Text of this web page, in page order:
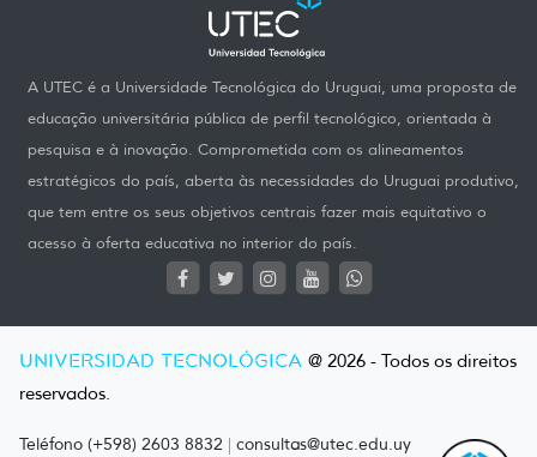
A UTEC é a Universidade Tecnológica do Uruguai, uma proposta de
educação universitária pública de perfil tecnológico, orientada à
pesquisa e à inovação. Comprometida com os alineamentos
estratégicos do país, aberta às necessidades do Uruguai produtivo,
que tem entre os seus objetivos centrais fazer mais equitativo o
acesso à oferta educativa no interior do país.
UNIVERSIDAD TECNOLÓGICA @ 2026 - Todos os direitos
reservados.
Teléfono (+598) 2603 8832 | consultas@utec.edu.uy